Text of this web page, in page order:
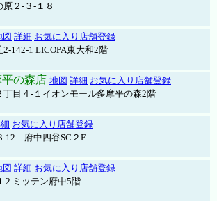
２-３-１８
図 詳細 お気に入り店舗登録
142-1 LICOPA東大和2階
の森店 地図 詳細 お気に入り店舗登録
目４-１イオンモール多摩平の森2階
お気に入り店舗登録
12 府中四谷SC２F
図 詳細 お気に入り店舗登録
2 ミッテン府中5階